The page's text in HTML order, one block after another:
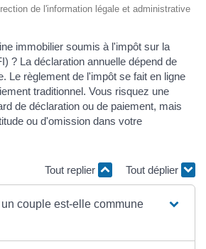
de l'information légale et administrative
immobilier soumis à l'impôt sur la
? La déclaration annuelle dépend de
Le règlement de l'impôt se fait en ligne
traditionnel. Vous risquez une
de déclaration ou de paiement, mais
ou d'omission dans votre
Tout replier Tout déplier
couple est-elle commune